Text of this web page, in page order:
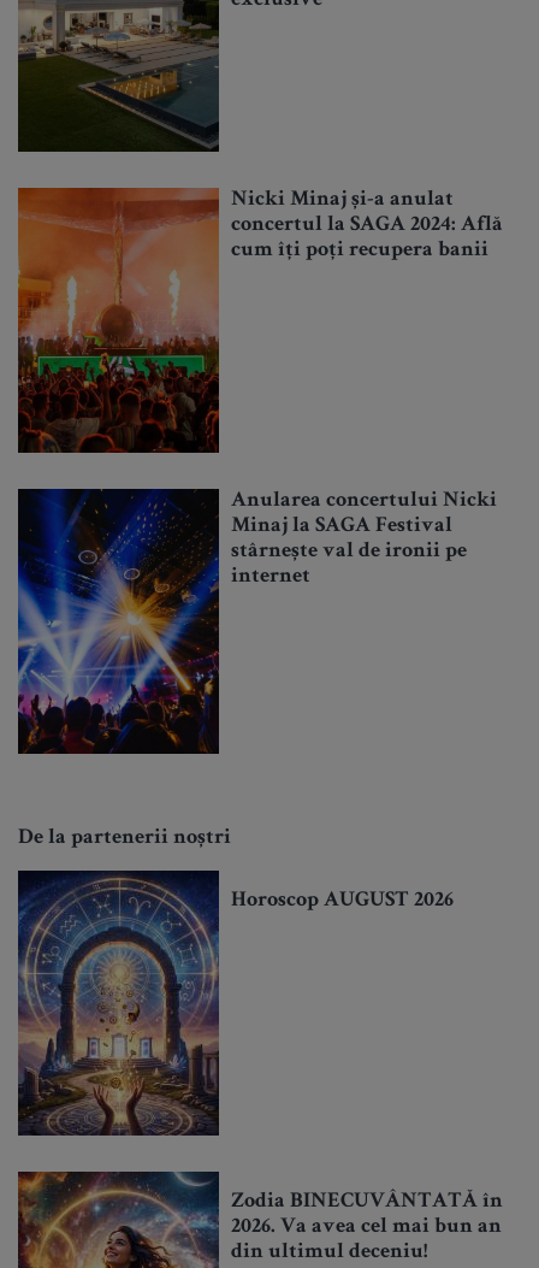
Nicki Minaj și-a anulat
concertul la SAGA 2024: Află
cum îți poți recupera banii
Anularea concertului Nicki
Minaj la SAGA Festival
stârnește val de ironii pe
internet
De la partenerii noștri
Horoscop AUGUST 2026
Zodia BINECUVÂNTATĂ în
2026. Va avea cel mai bun an
din ultimul deceniu!